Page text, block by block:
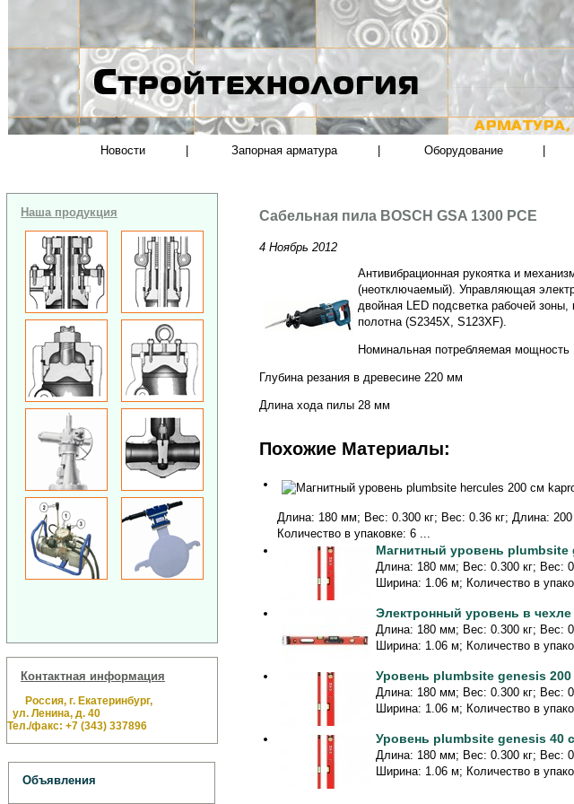
Новости Запорная арматура Оборудование
Наша продукция
Контактная информация
Россия, г. Екатеринбург,
ул. Ленина, д. 40
Тел./факс: +7 (343) 337896
Объявления
Сабельная пила BOSCH GSA 1300 PCE
4 Ноябрь 2012
Антивибрационная рукоятка и
(неотключаемый). Управляющая
двойная LED подсветка рабочей
полотна (S2345X, S123XF).
Номинальная потребляемая мощность
Глубина резания в древесине 220 мм
Длина хода пилы 28 мм
Похожие Материалы:
Длина: 180 мм; Вес: 0.300 кг; Вес: 0.36 кг; Длина:
Количество в упаковке: 6 ...
Магнитный уровень plumbsite
Длина: 180 мм; Вес: 0.300 кг; Вес:
Ширина: 1.06 м; Количество в
Электронный уровень в
Длина: 180 мм; Вес: 0.300 кг; Вес:
Ширина: 1.06 м; Количество в
Уровень plumbsite genesis
Длина: 180 мм; Вес: 0.300 кг; Вес:
Ширина: 1.06 м; Количество в
Уровень plumbsite genesis 40
Длина: 180 мм; Вес: 0.300 кг; Вес:
Ширина: 1.06 м; Количество в